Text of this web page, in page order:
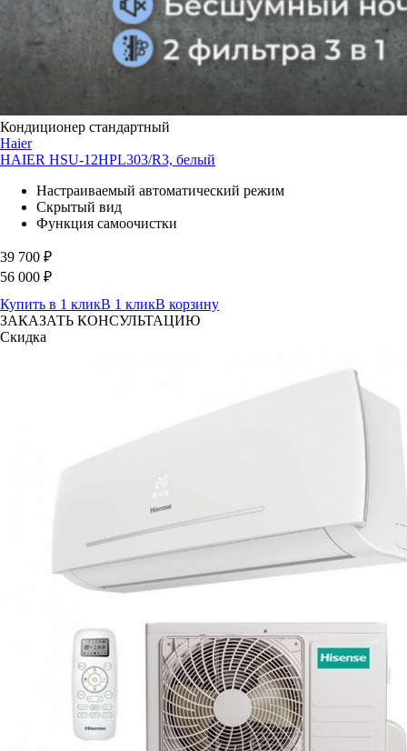
Кондиционер стандартный
Haier
HAIER HSU-12HPL303/R3, белый
Настраиваемый автоматический режим
Скрытый вид
Функция самоочистки
39 700 ₽
56 000 ₽
Купить в 1 кликВ 1 кликВ корзину
ЗАКАЗАТЬ КОНСУЛЬТАЦИЮ
Скидка